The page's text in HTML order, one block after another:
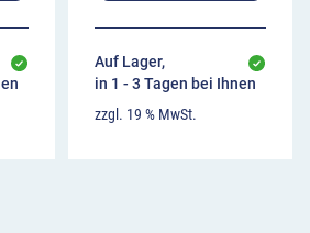
Auf Lager,
in 1 - 3 Tagen bei Ihnen
zzgl. 19 % MwSt.